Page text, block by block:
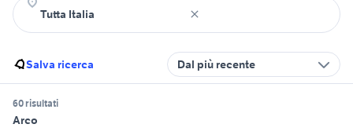
Salva ricerca Dal più recente
60 risultati
Arco